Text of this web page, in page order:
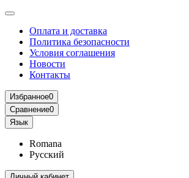
Оплата и доставка
Политика безопасности
Условия соглашения
Новости
Контакты
Избранное0
Сравнение0
Язык
Romana
Русский